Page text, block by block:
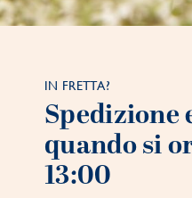
IN FRETTA?
Spedizione
quando si
13:00